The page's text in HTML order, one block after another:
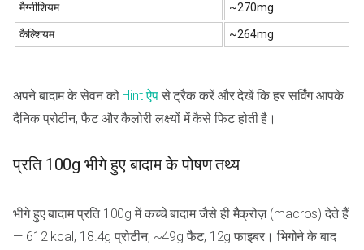
मैग्नीशियम ~270mg
कैल्शियम ~264mg
अपने बादाम के सेवन को Hint ऐपसे ट्रैक करें और देखें कि हर सर्विंग आपके
दैनिक प्रोटीन, फैट और कैलोरी लक्ष्यों में कैसे फिट होती है।
प्रति 100g भीगे हुए बादाम के पोषण तथ्य
भीगे हुए बादाम प्रति 100g में कच्चे बादाम जैसे ही मैक्रोज़ (macros) देते हैं
— 612 kcal, 18.4g प्रोटीन, ~49g फैट, 12g फाइबर। भिगोने के बाद